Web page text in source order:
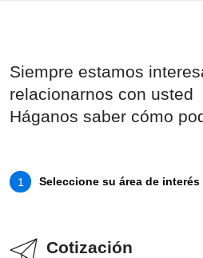
Siempre estamos
relacionarnos con usted
Háganos saber cómo
1 Seleccione su área de interés
Cotización